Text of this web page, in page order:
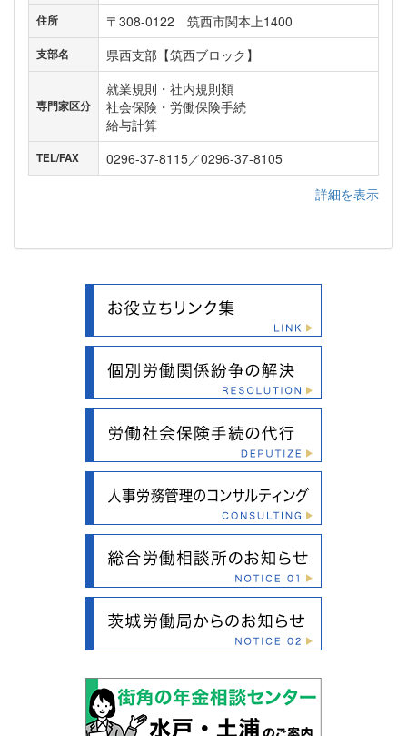
住所 〒308-0122 筑西市関本上1400
支部名 県西支部【筑西ブロック】
専門家区分
就業規則・社内規則類
社会保険・労働保険手続
給与計算
TEL/FAX
0296-37-8115／0296-37-8105
詳細を表示